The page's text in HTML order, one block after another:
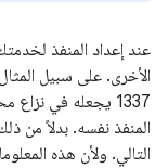
عند إعداد المنفذ
الأخرى. على سبيل
1337 يجعله في
المنفذ نفسه. بدلاً من
التالي. ولأن هذه